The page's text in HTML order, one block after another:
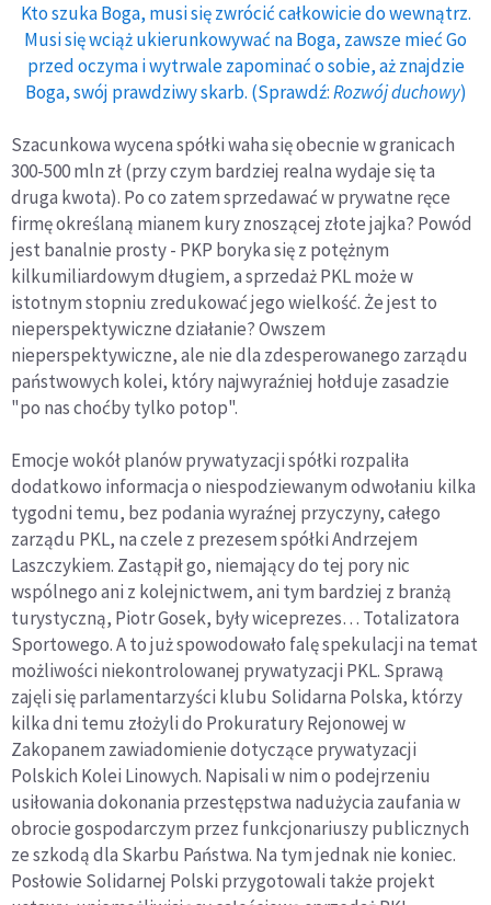
Kto szuka Boga, musi się zwrócić całkowicie do wewnątrz.
Musi się wciąż ukierunkowywać na Boga, zawsze mieć Go
przed oczyma i wytrwale zapominać o sobie, aż znajdzie
Boga, swój prawdziwy skarb. (Sprawdź:Rozwój duchowy)
Szacunkowa wycena spółki waha się obecnie w granicach
300-500 mln zł (przy czym bardziej realna wydaje się ta
druga kwota). Po co zatem sprzedawać w prywatne ręce
firmę określaną mianem kury znoszącej złote jajka? Powód
jest banalnie prosty - PKP boryka się z potężnym
kilkumiliardowym długiem, a sprzedaż PKL może w
istotnym stopniu zredukować jego wielkość. Że jest to
nieperspektywiczne działanie? Owszem
nieperspektywiczne, ale nie dla zdesperowanego zarządu
państwowych kolei, który najwyraźniej hołduje zasadzie
"po nas choćby tylko potop".
Emocje wokół planów prywatyzacji spółki rozpaliła
dodatkowo informacja o niespodziewanym odwołaniu kilka
tygodni temu, bez podania wyraźnej przyczyny, całego
zarządu PKL, na czele z prezesem spółki Andrzejem
Laszczykiem. Zastąpił go, niemający do tej pory nic
wspólnego ani z kolejnictwem, ani tym bardziej z branżą
turystyczną, Piotr Gosek, były wiceprezes… Totalizatora
Sportowego. A to już spowodowało falę spekulacji na temat
możliwości niekontrolowanej prywatyzacji PKL. Sprawą
zajęli się parlamentarzyści klubu Solidarna Polska, którzy
kilka dni temu złożyli do Prokuratury Rejonowej w
Zakopanem zawiadomienie dotyczące prywatyzacji
Polskich Kolei Linowych. Napisali w nim o podejrzeniu
usiłowania dokonania przestępstwa nadużycia zaufania w
obrocie gospodarczym przez funkcjonariuszy publicznych
ze szkodą dla Skarbu Państwa. Na tym jednak nie koniec.
Posłowie Solidarnej Polski przygotowali także projekt